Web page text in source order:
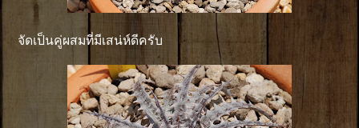
จัดเป็นคู่ผสมที่มีเสน่ห์ดีครับ